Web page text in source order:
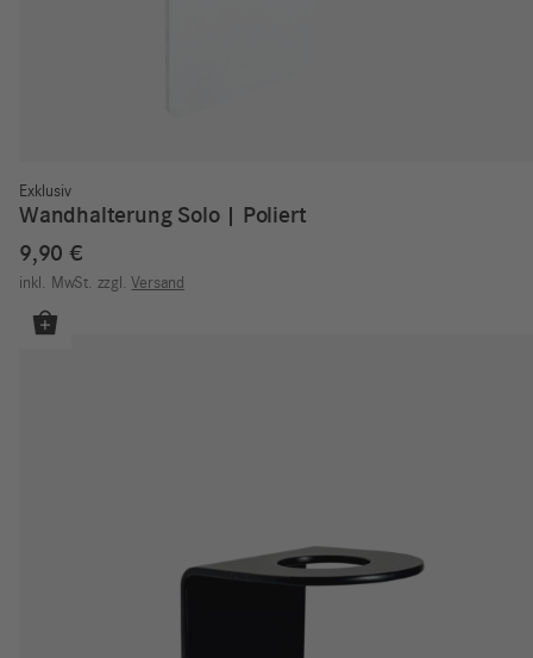
Exklusiv
Wandhalterung Solo | Poliert
9,90 €
inkl. MwSt. zzgl. Versand